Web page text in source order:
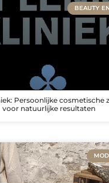
BEAUTY
Persoonlijke cosmetische
voor natuurlijke resultaten